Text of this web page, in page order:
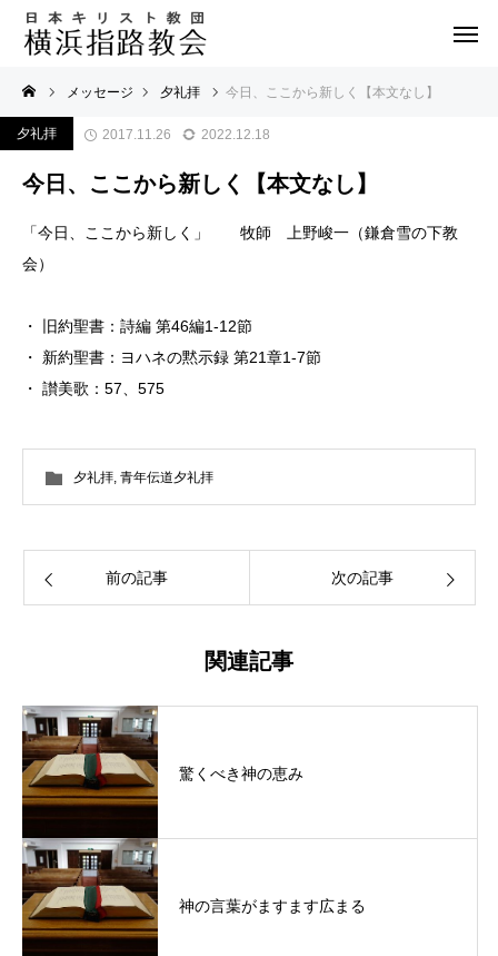
メッセージ 夕礼拝 今日、ここから新しく【本文なし】
夕礼拝 2017.11.26 2022.12.18
今日、ここから新しく【本文なし】
「今日、ここから新しく」 牧師 上野峻一（鎌倉雪の下教
会）
・ 旧約聖書：詩編 第46編1-12節
・ 新約聖書：ヨハネの黙示録 第21章1-7節
・ 讃美歌：57、575
夕礼拝, 青年伝道夕礼拝
前の記事 次の記事
関連記事
驚くべき神の恵み
神の言葉がますます広まる